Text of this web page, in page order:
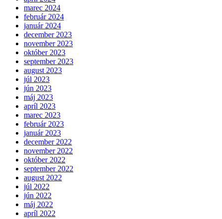
marec 2024
február 2024
január 2024
december 2023
november 2023
október 2023
september 2023
august 2023
júl 2023
jún 2023
máj 2023
apríl 2023
marec 2023
február 2023
január 2023
december 2022
november 2022
október 2022
september 2022
august 2022
júl 2022
jún 2022
máj 2022
apríl 2022